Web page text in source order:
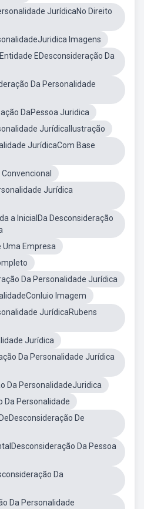
JurídicaNo Direito
Imagens
EDesconsideração Da
Da Personalidade
DaPessoa Juridica
JurídicaIlustração
JurídicaCom Base
Jurídica
a InicialDa Desconsideração
Uma Empresa
Da Personalidade Jurídica
Imagem
JurídicaRubens
Jurídica
Da Personalidade Jurídica
Da PersonalidadeJuridica
Da Personalidade
De
Da Pessoa
Da
Da Personalidade